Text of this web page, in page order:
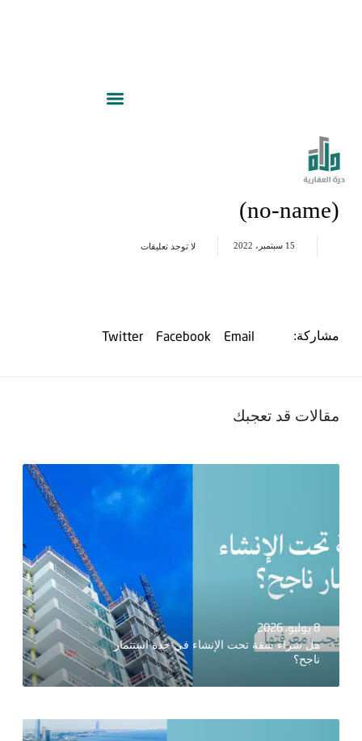
(no-name)
15 سبتمبر، 2022 لا توجد تعليقات
مشاركة: Email
Facebook
Twitter
مقالات قد تعجبك
8 يوليو، 2026
هل شراء شقة تحت الإنشاء في جدة استثمار
ناجح؟